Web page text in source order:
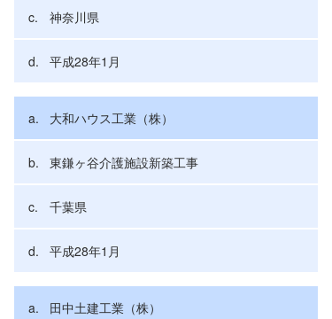
神奈川県
平成28年1月
大和ハウス工業（株）
東鎌ヶ谷介護施設新築工事
千葉県
平成28年1月
田中土建工業（株）